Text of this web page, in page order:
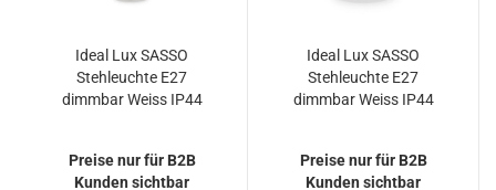
Ideal Lux SASSO
Stehleuchte E27
dimmbar Weiss IP44
Preise nur für B2B
Kunden sichtbar
Ideal Lux SASSO
Stehleuchte E27
dimmbar Weiss IP44
Preise nur für B2B
Kunden sichtbar